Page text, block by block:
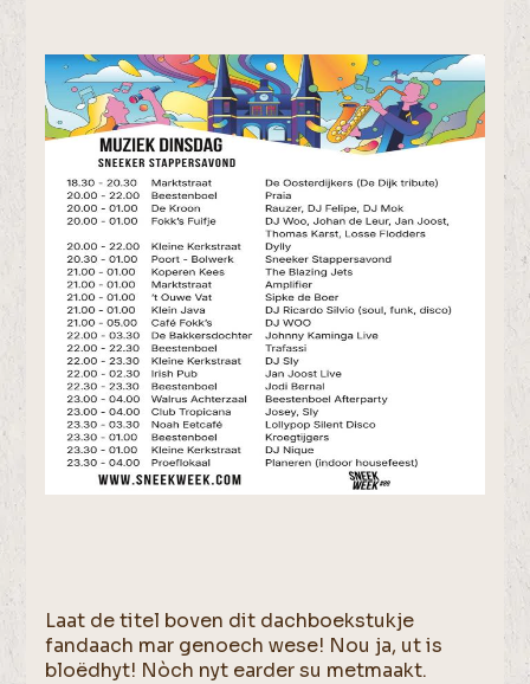
Laat de titel boven dit dachboekstukje
fandaach mar genoech wese! Nou ja, ut is
bloëdhyt! Nòch nyt earder su metmaakt.